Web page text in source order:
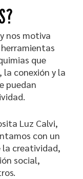
nos motiva
que
conexión y la
puedan
Luz Calvi,
con un
la creatividad,
social,